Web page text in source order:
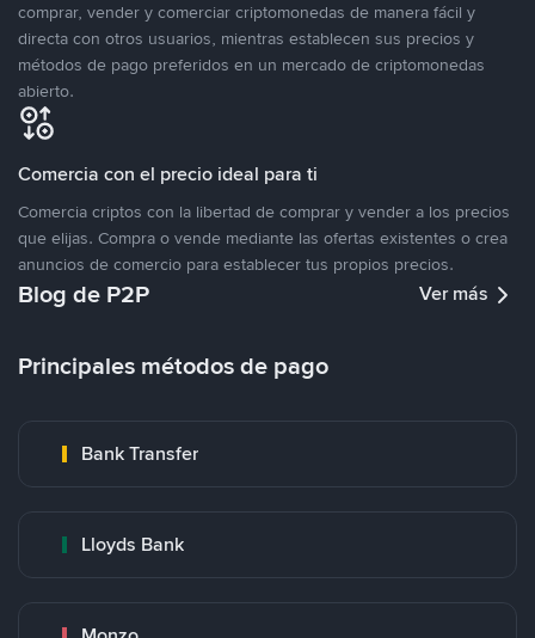
comprar, vender y comerciar criptomonedas de manera fácil y
directa con otros usuarios, mientras establecen sus precios y
métodos de pago preferidos en un mercado de criptomonedas
abierto.
Comercia con el precio ideal para ti
Comercia criptos con la libertad de comprar y vender a los precios
que elijas. Compra o vende mediante las ofertas existentes o crea
anuncios de comercio para establecer tus propios precios.
Blog de P2P Ver más
Principales métodos de pago
Bank Transfer
Lloyds Bank